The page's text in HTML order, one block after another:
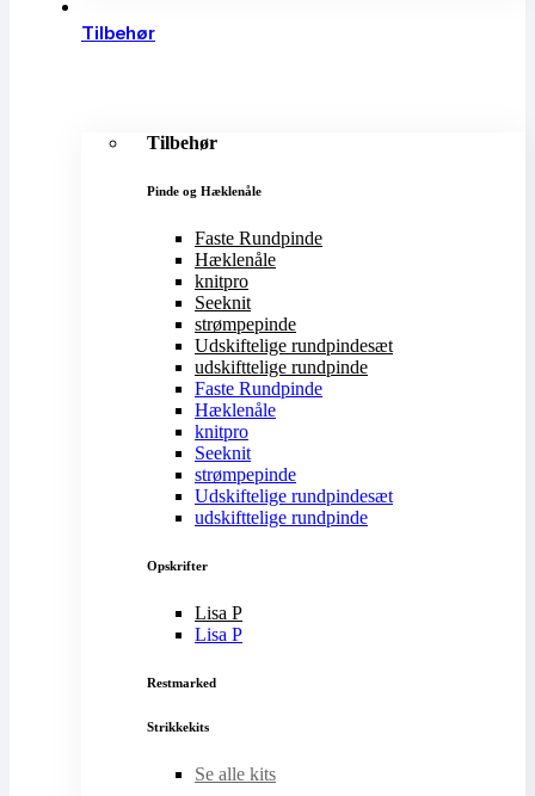
Tilbehør
Tilbehør
Pinde og Hæklenåle
Faste Rundpinde
Hæklenåle
knitpro
Seeknit
strømpepinde
Udskiftelige rundpindesæt
udskifttelige rundpinde
Faste Rundpinde
Hæklenåle
knitpro
Seeknit
strømpepinde
Udskiftelige rundpindesæt
udskifttelige rundpinde
Opskrifter
Lisa P
Lisa P
Restmarked
Strikkekits
Se alle kits